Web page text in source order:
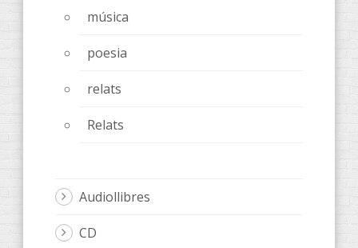
música
poesia
relats
Relats
Audiollibres
CD